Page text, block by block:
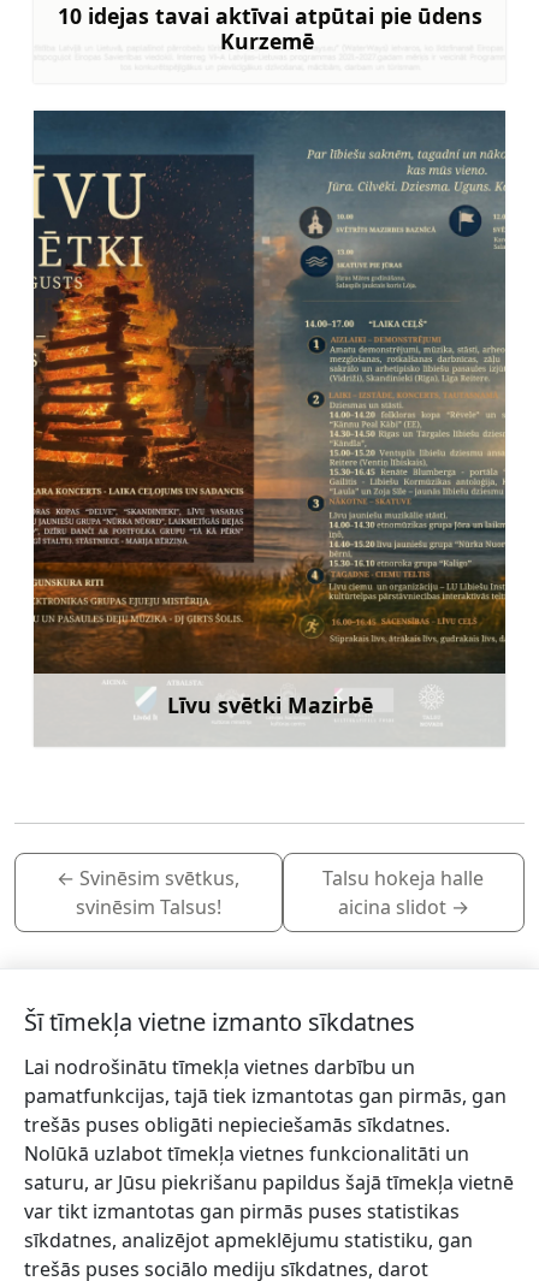
10 idejas tavai aktīvai atpūtai pie ūdens
Kurzemē
Līvu svētki Mazirbē
Uzzināt vairāk
← Svinēsim svētkus,
svinēsim Talsus!
Talsu hokeja halle
aicina slidot →
Piesakies jaunumiem!
Pieraksties jaunumiem e-pastā un nepalaid garām
jaunākās aktualitātes.
Šī tīmekļa vietne izmanto sīkdatnes
Lai nodrošinātu tīmekļa vietnes darbību un
pamatfunkcijas, tajā tiek izmantotas gan pirmās, gan
trešās puses obligāti nepieciešamās sīkdatnes.
Nolūkā uzlabot tīmekļa vietnes funkcionalitāti un
saturu, ar Jūsu piekrišanu papildus šajā tīmekļa vietnē
var tikt izmantotas gan pirmās puses statistikas
sīkdatnes, analizējot apmeklējumu statistiku, gan
trešās puses sociālo mediju sīkdatnes, darot